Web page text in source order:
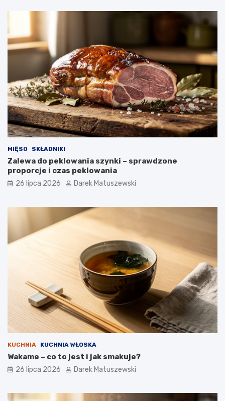
MIĘSO SKŁADNIKI
Zalewa do peklowania szynki – sprawdzone
proporcje i czas peklowania
26 lipca 2026 Darek Matuszewski
KUCHNIA KUCHNIA WŁOSKA
Wakame – co to jest i jak smakuje?
26 lipca 2026 Darek Matuszewski